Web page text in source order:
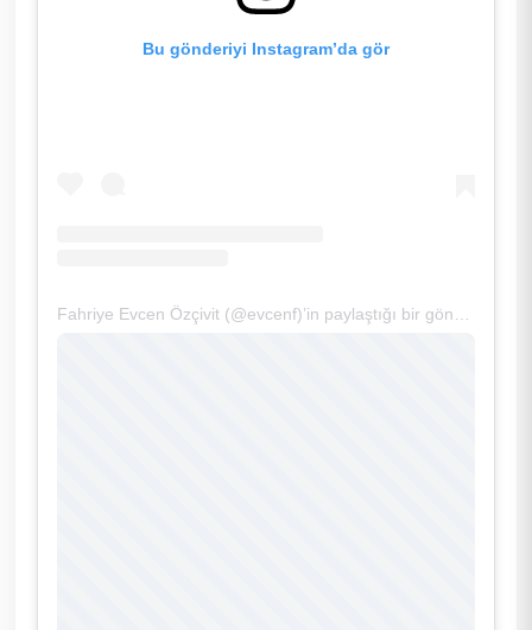
Bu gönderiyi Instagram’da gör